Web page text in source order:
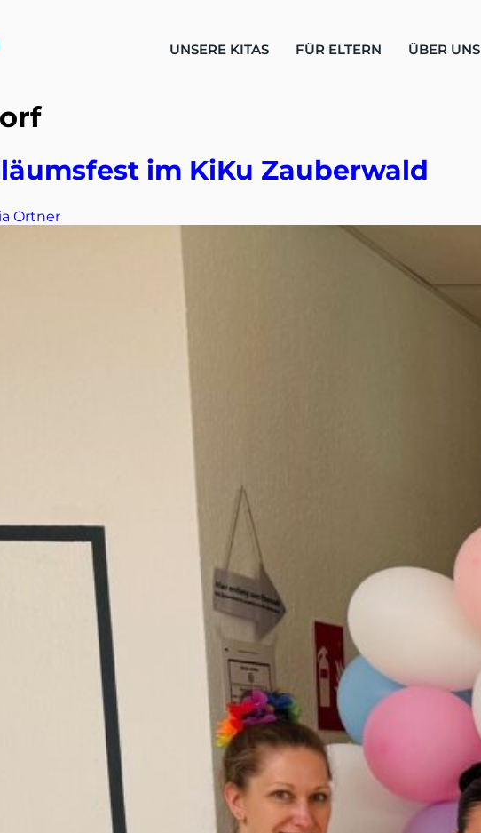
UNSERE KITAS FÜR ELTERN ÜBER UNS
im KiKu Zauberwald
Ortner